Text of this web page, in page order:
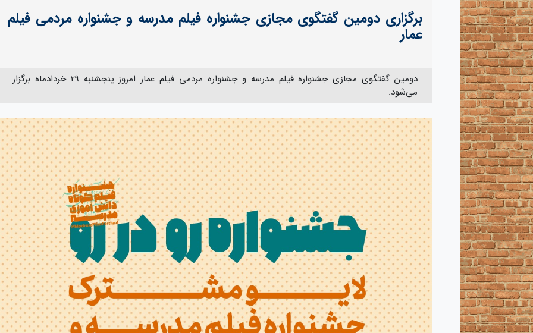
برگزاری دومین گفتگوی مجازی جشنواره فیلم مدرسه و جشنواره مردمی فیلم
عمار
دومین گفتگوی مجازی جشنواره فیلم مدرسه و جشنواره مردمی فیلم عمار امروز پنجشنبه 29 خردادماه برگزار
می‌شود.